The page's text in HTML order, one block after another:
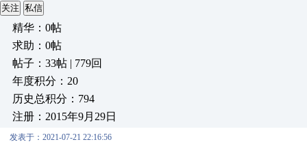
关注 私信
精华：0帖
求助：0帖
帖子：33帖 | 779回
年度积分：20
历史总积分：794
注册：2015年9月29日
发表于：2021-07-21 22:16:56